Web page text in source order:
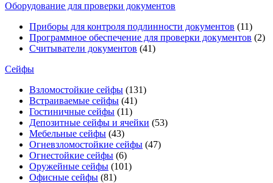
Оборудование для проверки документов
Приборы для контроля подлинности документов (11)
Программное обеспечение для проверки документов (2)
Считыватели документов (41)
Сейфы
Взломостойкие сейфы (131)
Встраиваемые сейфы (41)
Гостиничные сейфы (11)
Депозитные сейфы и ячейки (53)
Мебельные сейфы (43)
Огневзломостойкие сейфы (47)
Огнестойкие сейфы (6)
Оружейные сейфы (101)
Офисные сейфы (81)